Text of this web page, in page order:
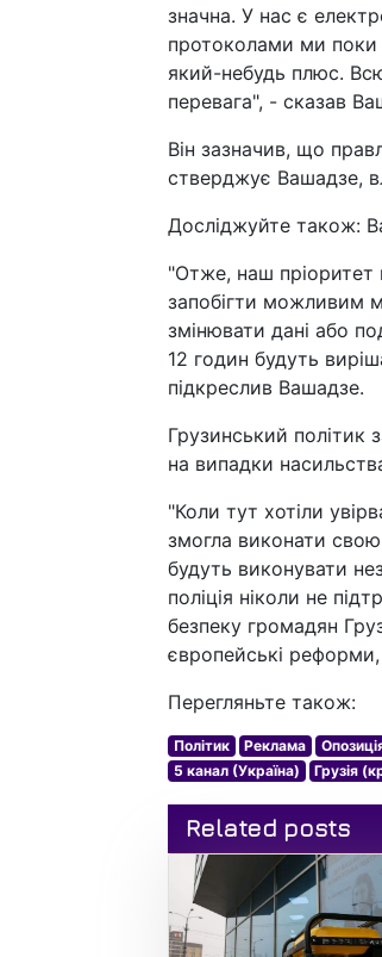
значна. У нас є
протоколами ми поки
який-небудь плюс.
перевага", - сказав
Він зазначив, що
стверджує Вашадзе,
Досліджуйте також:
"Отже, наш пріоритет
запобігти можливим
змінювати дані або
12 годин будуть
підкреслив Вашадзе.
Грузинський політик
на випадки
"Коли тут хотіли
змогла виконати
будуть виконувати
поліція ніколи не
безпеку громадян
європейські
Перегляньте також:
Політик Реклама
5 канал (Україна)
Грузія
Related posts